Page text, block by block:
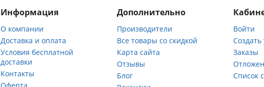
Информация
О компании
Доставка и оплата
Условия бесплатной
доставки
Контакты
Дополнительно
Производители
Все товары со скидкой
Карта сайта
Отзывы
Блог
Войти
Заказы
Список